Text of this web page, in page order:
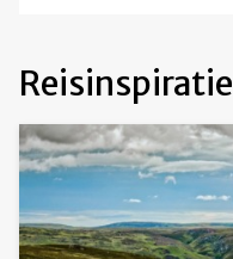
Reisinspiratie